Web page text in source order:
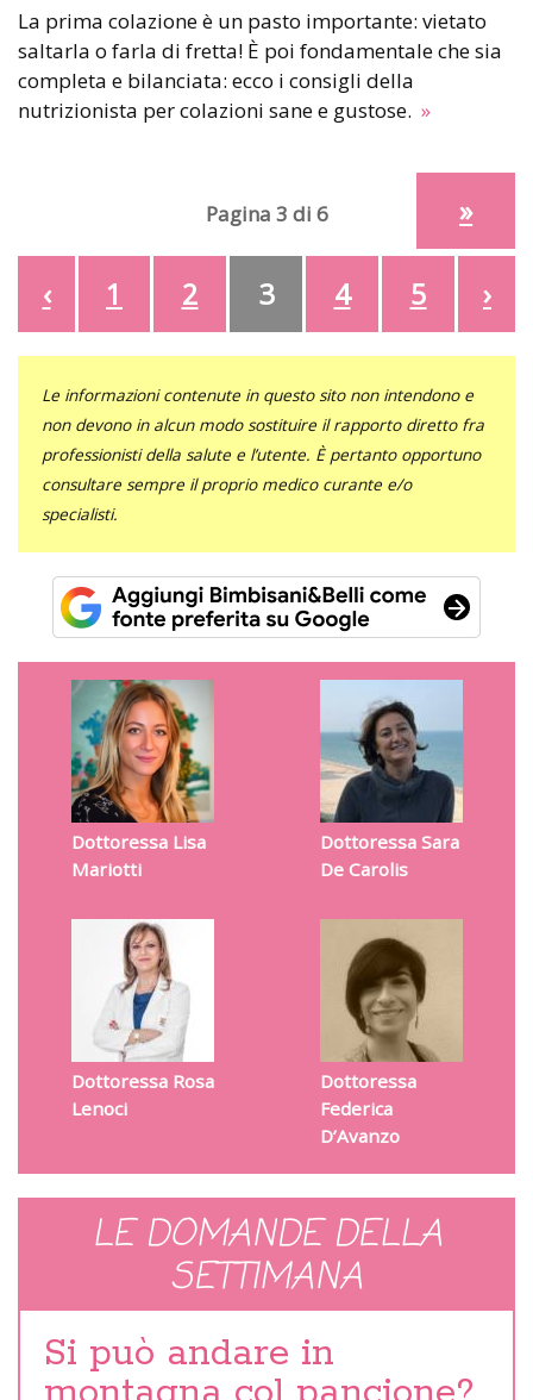
La prima colazione è un pasto importante: vietato
saltarla o farla di fretta! È poi fondamentale che sia
completa e bilanciata: ecco i consigli della
nutrizionista per colazioni sane e gustose. »
Pagina 3 di 6
‹ 1 2 3 4 5 ›
»
Le informazioni contenute in questo sito non intendono e
non devono in alcun modo sostituire il rapporto diretto fra
professionisti della salute e l’utente. È pertanto opportuno
consultare sempre il proprio medico curante e/o
specialisti.
Dottoressa Lisa
Mariotti
Dottoressa Sara
De Carolis
Dottoressa Rosa
Lenoci
Dottoressa
Federica
D’Avanzo
LE DOMANDE DELLA
SETTIMANA
Si può andare in